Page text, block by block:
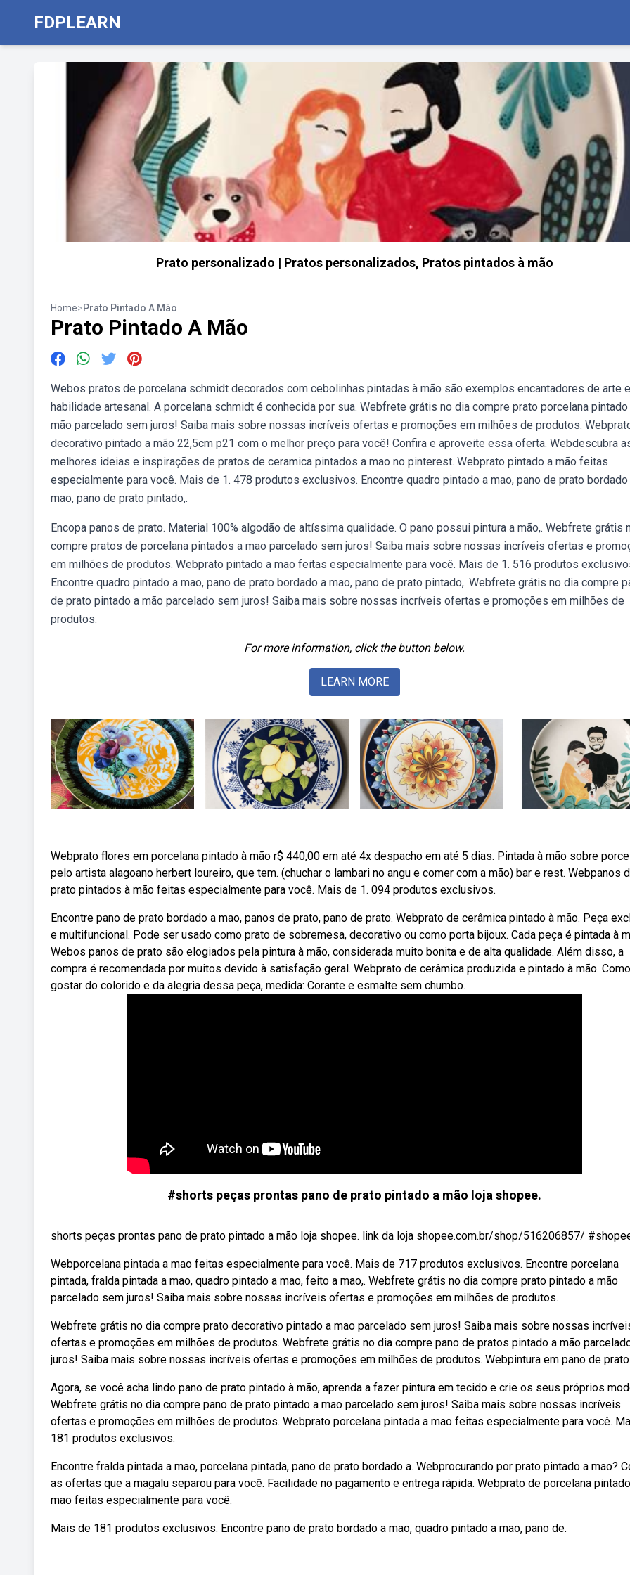
FDPLEARN
Prato personalizado | Pratos personalizados, Pratos pintados à mão
Home>Prato Pintado A Mão
Prato Pintado A Mão
Webos pratos de porcelana schmidt decorados com cebolinhas pintadas à mão são exemplos encantadores de arte e
habilidade artesanal. A porcelana schmidt é conhecida por sua. Webfrete grátis no dia compre prato porcelana pintado
mão parcelado sem juros! Saiba mais sobre nossas incríveis ofertas e promoções em milhões de produtos.
decorativo pintado a mão 22,5cm p21 com o melhor preço para você! Confira e aproveite essa oferta. Webdescubra
melhores ideias e inspirações de pratos de ceramica pintados a mao no pinterest. Webprato pintado a mão feitas
especialmente para você. Mais de 1. 478 produtos exclusivos. Encontre quadro pintado a mao, pano de prato bordado
mao, pano de prato pintado,.
Encopa panos de prato. Material 100% algodão de altíssima qualidade. O pano possui pintura a mão,. Webfrete grátis
compre pratos de porcelana pintados a mao parcelado sem juros! Saiba mais sobre nossas incríveis ofertas e
em milhões de produtos. Webprato pintado a mao feitas especialmente para você. Mais de 1. 516 produtos
Encontre quadro pintado a mao, pano de prato bordado a mao, pano de prato pintado,. Webfrete grátis no dia compre
de prato pintado a mão parcelado sem juros! Saiba mais sobre nossas incríveis ofertas e promoções em milhões de
produtos.
For more information, click the button below.
LEARN MORE
Webprato flores em porcelana pintado à mão r$ 440,00 em até 4x despacho em até 5 dias. Pintada à mão sobre
pelo artista alagoano herbert loureiro, que tem. (chuchar o lambari no angu e comer com a mão) bar e rest. Webpanos
prato pintados à mão feitas especialmente para você. Mais de 1. 094 produtos exclusivos.
Encontre pano de prato bordado a mao, panos de prato, pano de prato. Webprato de cerâmica pintado à mão. Peça
e multifuncional. Pode ser usado como prato de sobremesa, decorativo ou como porta bijoux. Cada peça é pintada à
Webos panos de prato são elogiados pela pintura à mão, considerada muito bonita e de alta qualidade. Além disso, a
compra é recomendada por muitos devido à satisfação geral. Webprato de cerâmica produzida e pintado à mão.
gostar do colorido e da alegria dessa peça, medida: Corante e esmalte sem chumbo.
#shorts peças prontas pano de prato pintado a mão loja shopee.
shorts peças prontas pano de prato pintado a mão loja shopee. link da loja shopee.com.br/shop/516206857/
Webporcelana pintada a mao feitas especialmente para você. Mais de 717 produtos exclusivos. Encontre porcelana
pintada, fralda pintada a mao, quadro pintado a mao, feito a mao,. Webfrete grátis no dia compre prato pintado a mão
parcelado sem juros! Saiba mais sobre nossas incríveis ofertas e promoções em milhões de produtos.
Webfrete grátis no dia compre prato decorativo pintado a mao parcelado sem juros! Saiba mais sobre nossas
ofertas e promoções em milhões de produtos. Webfrete grátis no dia compre pano de pratos pintado a mão
juros! Saiba mais sobre nossas incríveis ofertas e promoções em milhões de produtos. Webpintura em pano de prato.
Agora, se você acha lindo pano de prato pintado à mão, aprenda a fazer pintura em tecido e crie os seus próprios
Webfrete grátis no dia compre pano de prato pintado a mao parcelado sem juros! Saiba mais sobre nossas incríveis
ofertas e promoções em milhões de produtos. Webprato porcelana pintada a mao feitas especialmente para você.
181 produtos exclusivos.
Encontre fralda pintada a mao, porcelana pintada, pano de prato bordado a. Webprocurando por prato pintado a mao?
as ofertas que a magalu separou para você. Facilidade no pagamento e entrega rápida. Webprato de porcelana
mao feitas especialmente para você.
Mais de 181 produtos exclusivos. Encontre pano de prato bordado a mao, quadro pintado a mao, pano de.